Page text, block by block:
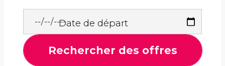
Date de départ
Rechercher des offres